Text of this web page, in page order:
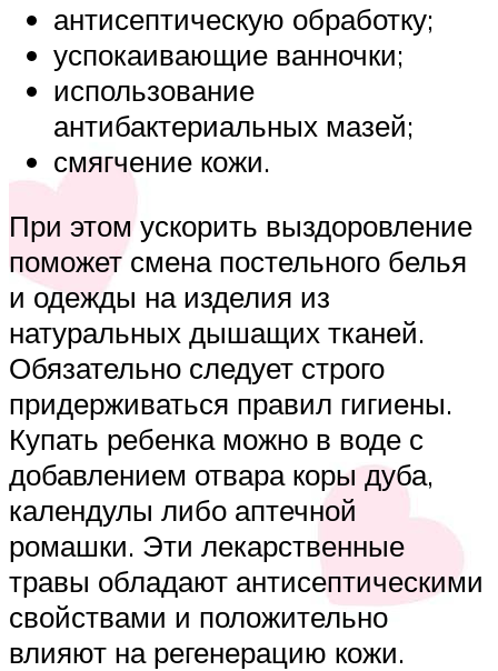
антисептическую обработку;
успокаивающие ванночки;
использование
антибактериальных мазей;
смягчение кожи.
При этом ускорить выздоровление
поможет смена постельного белья
и одежды на изделия из
натуральных дышащих тканей.
Обязательно следует строго
придерживаться правил гигиены.
Купать ребенка можно в воде с
добавлением отвара коры дуба,
календулы либо аптечной
ромашки. Эти лекарственные
травы обладают антисептическими
свойствами и положительно
влияют на регенерацию кожи.